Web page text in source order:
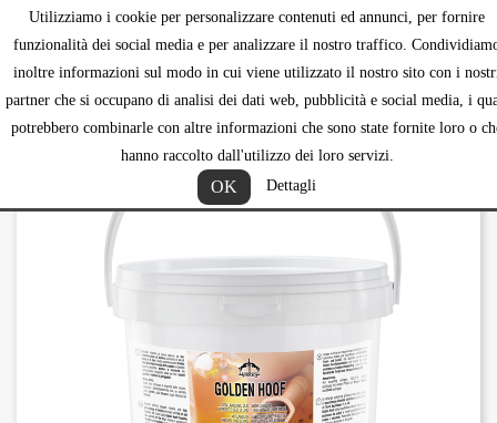
Utilizziamo i cookie per personalizzare contenuti ed annunci, per fornire
funzionalità dei social media e per analizzare il nostro traffico.
inoltre informazioni sul modo in cui viene utilizzato il nostro sito con i
partner che si occupano di analisi dei dati web, pubblicità e social media, i
potrebbero combinarle con altre informazioni che sono state fornite loro o
hanno raccolto dall'utilizzo dei loro servizi.
OK Dettagli
